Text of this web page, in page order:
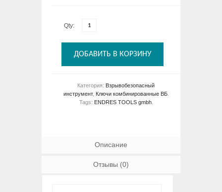
Qty:
ДОБАВИТЬ В КОРЗИНУ
Категория: Взрывобезопасный
инструмент, Ключи комбинированные ВБ.
Tags: ENDRES TOOLS gmbh.
Описание
Отзывы (0)